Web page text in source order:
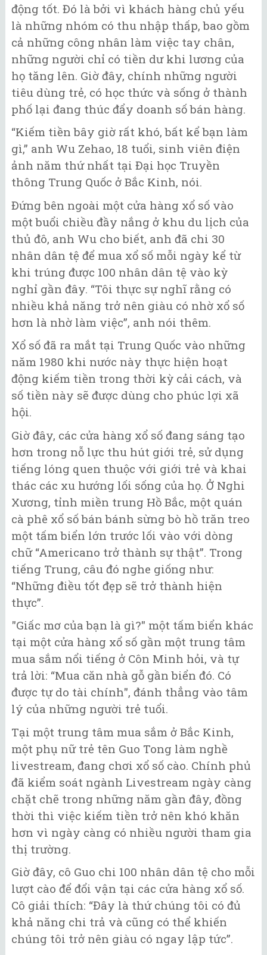
động tốt. Đó là bởi vì khách hàng chủ yếu
là những nhóm có thu nhập thấp, bao gồm
cả những công nhân làm việc tay chân,
những người chỉ có tiền dư khi lương của
họ tăng lên. Giờ đây, chính những người
tiêu dùng trẻ, có học thức và sống ở thành
phố lại đang thúc đẩy doanh số bán hàng.
“Kiếm tiền bây giờ rất khó, bất kể bạn làm
gì,” anh Wu Zehao, 18 tuổi, sinh viên điện
ảnh năm thứ nhất tại Đại học Truyền
thông Trung Quốc ở Bắc Kinh, nói.
Đứng bên ngoài một cửa hàng xổ số vào
một buổi chiều đầy nắng ở khu du lịch của
thủ đô, anh Wu cho biết, anh đã chi 30
nhân dân tệ để mua xổ số mỗi ngày kể từ
khi trúng được 100 nhân dân tệ vào kỳ
nghỉ gần đây. “Tôi thực sự nghĩ rằng có
nhiều khả năng trở nên giàu có nhờ xổ số
hơn là nhờ làm việc”, anh nói thêm.
Xổ số đã ra mắt tại Trung Quốc vào những
năm 1980 khi nước này thực hiện hoạt
động kiếm tiền trong thời kỳ cải cách, và
số tiền này sẽ được dùng cho phúc lợi xã
hội.
Giờ đây, các cửa hàng xổ số đang sáng tạo
hơn trong nỗ lực thu hút giới trẻ, sử dụng
tiếng lóng quen thuộc với giới trẻ và khai
thác các xu hướng lối sống của họ. Ở Nghi
Xương, tỉnh miền trung Hồ Bắc, một quán
cà phê xổ số bán bánh sừng bò hồ trăn treo
một tấm biển lớn trước lối vào với dòng
chữ “Americano trở thành sự thật”. Trong
tiếng Trung, câu đó nghe giống như:
“Những điều tốt đẹp sẽ trở thành hiện
thực”.
"Giấc mơ của bạn là gì?" một tấm biển khác
tại một cửa hàng xổ số gần một trung tâm
mua sắm nổi tiếng ở Côn Minh hỏi, và tự
trả lời: “Mua căn nhà gỗ gần biển đó. Có
được tự do tài chính", đánh thẳng vào tâm
lý của những người trẻ tuổi.
Tại một trung tâm mua sắm ở Bắc Kinh,
một phụ nữ trẻ tên Guo Tong làm nghề
livestream, đang chơi xổ số cào. Chính phủ
đã kiểm soát ngành Livestream ngày càng
chặt chẽ trong những năm gần đây, đồng
thời thì việc kiếm tiền trở nên khó khăn
hơn vì ngày càng có nhiều người tham gia
thị trường.
Giờ đây, cô Guo chi 100 nhân dân tệ cho mỗi
lượt cào để đổi vận tại các cửa hàng xổ số.
Cô giải thích: “Đây là thứ chúng tôi có đủ
khả năng chi trả và cũng có thể khiến
chúng tôi trở nên giàu có ngay lập tức”.